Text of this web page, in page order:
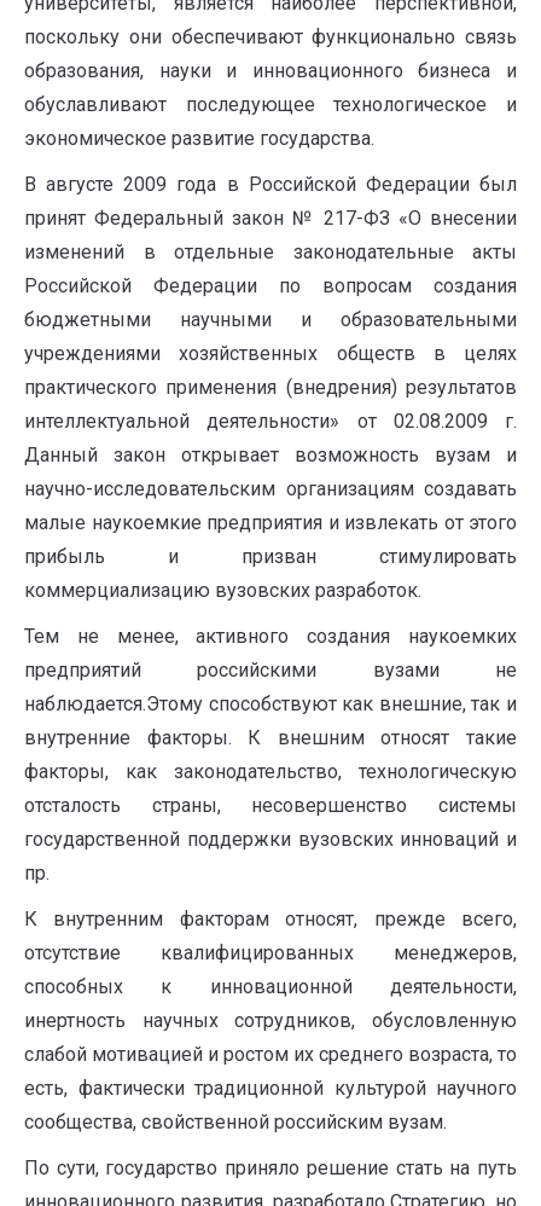
поскольку они обеспечивают функционально связь
образования, науки и инновационного бизнеса и
обуславливают последующее технологическое и
экономическое развитие государства.
В августе 2009 года в Российской Федерации был
принят Федеральный закон № 217-ФЗ «О внесении
изменений в отдельные законодательные акты
Российской Федерации по вопросам создания
бюджетными научными и образовательными
учреждениями хозяйственных обществ в целях
практического применения (внедрения) результатов
интеллектуальной деятельности» от 02.08.2009 г.
Данный закон открывает возможность вузам и
научно-исследовательским организациям создавать
малые наукоемкие предприятия и извлекать от этого
прибыль и призван стимулировать
коммерциализацию вузовских разработок.
Тем не менее, активного создания наукоемких
предприятий российскими вузами не
наблюдается.Этому способствуют как внешние, так и
внутренние факторы. К внешним относят такие
факторы, как законодательство, технологическую
отсталость страны, несовершенство системы
государственной поддержки вузовских инноваций и
пр.
К внутренним факторам относят, прежде всего,
отсутствие квалифицированных менеджеров,
способных к инновационной деятельности,
инертность научных сотрудников, обусловленную
слабой мотивацией и ростом их среднего возраста, то
есть, фактически традиционной культурой научного
сообщества, свойственной российским вузам.
По сути, государство приняло решение стать на путь